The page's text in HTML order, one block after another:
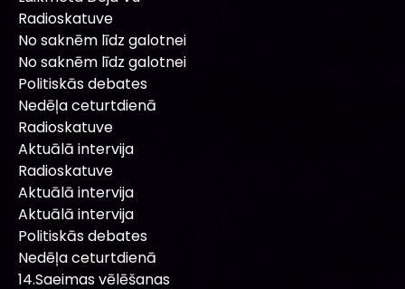
Radioskatuve
No saknēm līdz galotnei
No saknēm līdz galotnei
Politiskās debates
Nedēļa ceturtdienā
Radioskatuve
Aktuālā intervija
Radioskatuve
Aktuālā intervija
Aktuālā intervija
Politiskās debates
Nedēļa ceturtdienā
14.Saeimas vēlēšanas